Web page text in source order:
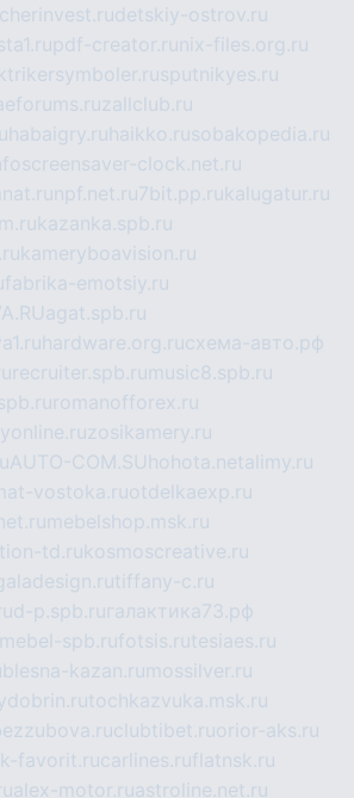
cherinvest.rudetskiy-ostrov.ru
pdf-creator.ru nix-files.org.ru
sputnikyes.ru
zallclub.ru
habaigry.ru haikko.rusobakopedia.ru
screensaver-clock.net.ru
npf.net.ru 7bit.pp.rukalugatur.ru
kazanka.spb.ru
kameryboavision.ru
fabrika-emotsiy.ru
agat.spb.ru
hardware.org.ruсхема-авто.рф
recruiter.spb.ru music8.spb.ru
romanofforex.ru
zosikamery.ru
AUTO-COM.SU hohota.net alimy.ru
vostoka.ruotdelkaexp.ru
mebelshop.msk.ru
td.rukosmoscreative.ru
tiffany-c.ru
d-p.spb.ru галактика73.рф
spb.rufotsis.rutesiaes.ru
blesna-kazan.ru mossilver.ru
tochkazvuka.msk.ru
clubtibet.ruorior-aks.ru
favorit.rucarlines.ruflatnsk.ru
alex-motor.ruastroline.net.ru